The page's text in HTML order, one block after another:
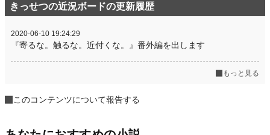
きっせつの近況ボードの更新履歴
2020-06-10 19:24:29
『寄るな。触るな。近付くな。』番外編を出します
もっと見る
このコンテンツについて報告する